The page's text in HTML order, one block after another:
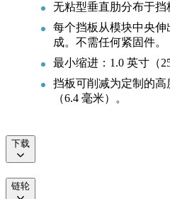
无粘型垂直肋分布于挡
每个挡板从模块中央
成。不需任何紧固件。
最小缩进：1.0 英寸（
挡板可削减为定制的高
（6.4 毫米）。
下载
链轮